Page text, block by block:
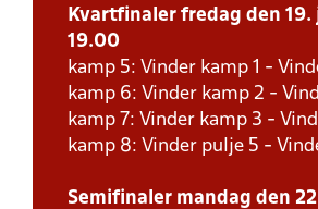
Kvartfinaler fredag den 19.
19.00
kamp 5: Vinder kamp 1 -
kamp 6: Vinder kamp 2 -
kamp 7: Vinder kamp 3 -
kamp 8: Vinder pulje 5 -
Semifinaler mandag den